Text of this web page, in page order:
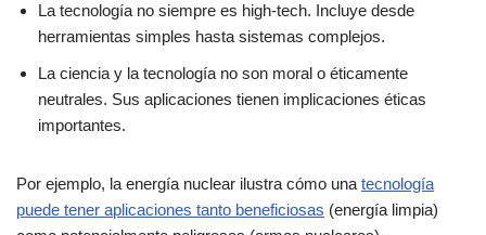
La tecnología no siempre es high-tech. Incluye desde
herramientas simples hasta sistemas complejos.
La ciencia y la tecnología no son moral o éticamente
neutrales. Sus aplicaciones tienen implicaciones éticas
importantes.
Por ejemplo, la energía nuclear ilustra cómo una tecnología
puede tener aplicaciones tanto beneficiosas (energía limpia)